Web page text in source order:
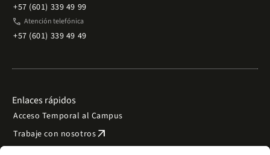
+57 (601) 339 49 99
phone Atención telefónica
+57 (601) 339 49 49
Enlaces rápidos
Acceso Temporal al Campus
Trabaje con nosotrosarrow_outward